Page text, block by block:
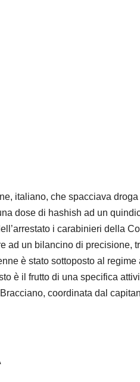
italiano, che spacciava
dose di hashish ad un
i carabinieri della
ad un bilancino di precisione,
è stato sottoposto al
è il frutto di una specifica
coordinata dal